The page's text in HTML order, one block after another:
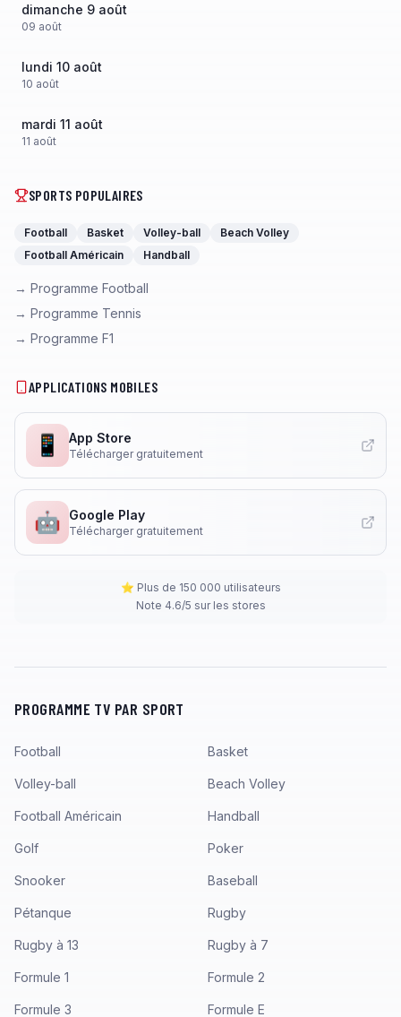
dimanche 9 août
09 août
lundi 10 août
10 août
mardi 11 août
11 août
SPORTS POPULAIRES
Football Basket Volley-ball
Beach Volley
Football Américain
Handball
→ Programme Football
→ Programme Tennis
→ Programme F1
APPLICATIONS MOBILES
📱 App Store
Télécharger gratuitement
🤖 Google Play
Télécharger gratuitement
⭐ Plus de 150 000 utilisateurs
Note 4.6/5 sur les stores
PROGRAMME TV PAR SPORT
Football Basket
Volley-ball Beach Volley
Football Américain Handball
Golf Poker
Snooker Baseball
Pétanque Rugby
Rugby à 13 Rugby à 7
Formule 1 Formule 2
Formule 3 Formule E